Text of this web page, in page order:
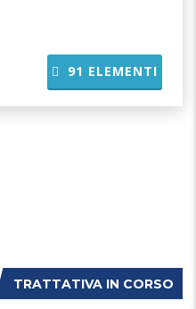
91 ELEMENTI
TRATTATIVA IN CORSO